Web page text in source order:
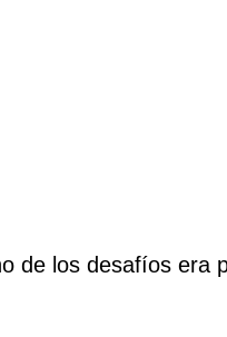
de los desafíos era